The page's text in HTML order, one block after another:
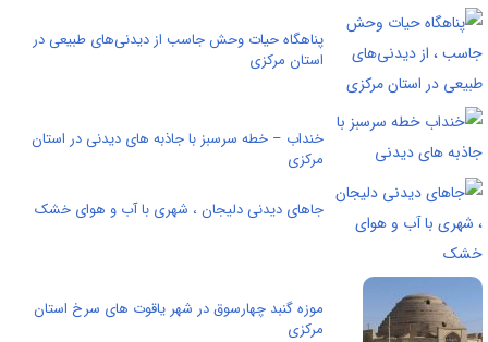
پناهگاه حیات وحش جاسب از دیدنی‌‌های طبیعی در
استان مرکزی
خنداب – خطه سرسبز با جاذبه های ديدنی در استان
مرکزی
جاهای دیدنی دلیجان ، شهری با آب و هوای خشک
موزه گنبد چهارسوق در شهر یاقوت های سرخ استان
مرکزی